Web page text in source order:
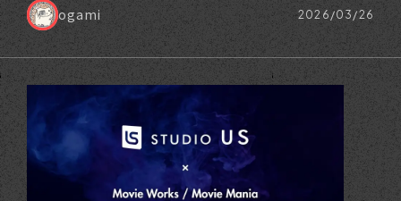
ogami
2026/03/26